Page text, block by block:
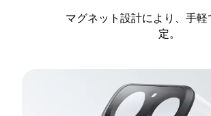
マグネット設計により、手軽
定。